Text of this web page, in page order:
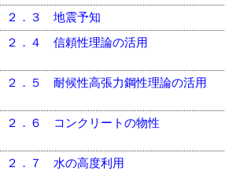
２．３ 地震予知
２．４ 信頼性理論の活用
２．５ 耐候性高張力鋼性理論の活用
２．６ コンクリートの物性
２．７ 水の高度利用